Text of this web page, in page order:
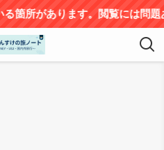
があります。閲覧には問題あ